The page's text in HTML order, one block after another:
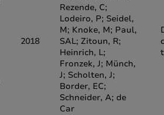
2018
Rezende, C;
Lodeiro, P; Seidel,
M; Knoke, M; Paul,
SAL; Zitoun, R;
Heinrich, L;
Fronzek, J; Münch,
J; Scholten, J;
Border, EC;
Schneider, A; de
Car